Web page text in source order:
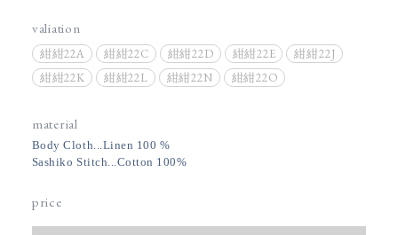
valiation
紺紺22A 紺紺22C 紺紺22D 紺紺22E
紺紺22J
紺紺22K
紺紺22L 紺紺22N 紺紺22O
material
Body Cloth...Linen 100 %
Sashiko Stitch...Cotton 100%
price